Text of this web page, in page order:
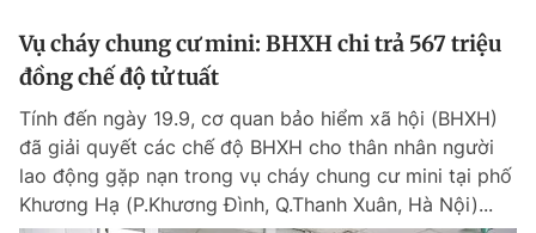
Chuyên mục khác
Chào ngày mới Tin 24h
Thông tin tài khoản
Đổi mật khẩu
Tin đã lưu
Tin đã xem
Vụ cháy chung cư mini: BHXH chi trả 567 triệu
đồng chế độ tử tuất
Tính đến ngày 19.9, cơ quan bảo hiểm xã hội (BHXH)
đã giải quyết các chế độ BHXH cho thân nhân người
lao động gặp nạn trong vụ cháy chung cư mini tại phố
Khương Hạ (P.Khương Đình, Q.Thanh Xuân, Hà Nội)...